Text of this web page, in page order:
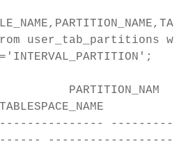
from user_tab_partitions w
PARTITION_NAM
---------
------------------